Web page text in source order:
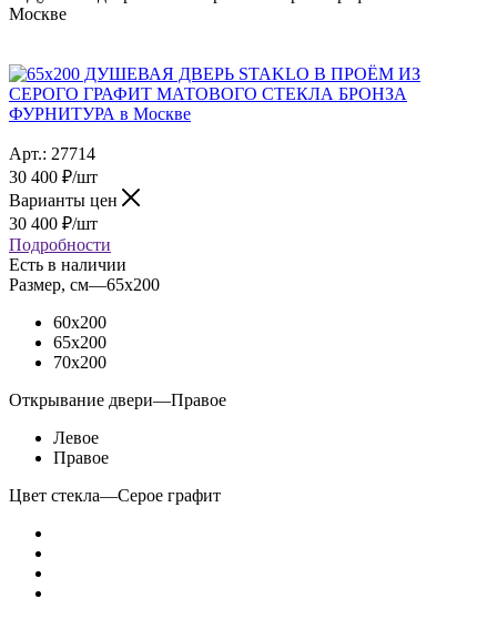
Москве
Арт.: 27714
30 400 ₽/шт
Варианты цен
30 400 ₽/шт
Подробности
Есть в наличии
Размер, см—65x200
60x200
65x200
70x200
Открывание двери—Правое
Левое
Правое
Цвет стекла—Серое графит